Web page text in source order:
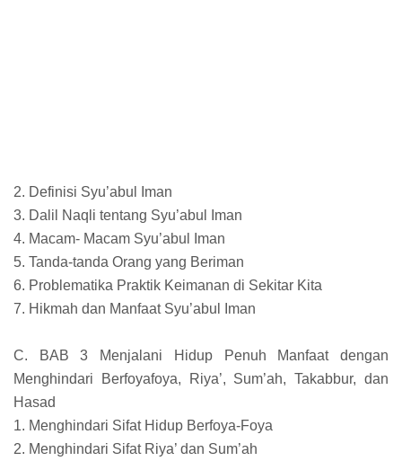
2. Definisi Syu’abul Iman
3. Dalil Naqli tentang Syu’abul Iman
4. Macam- Macam Syu’abul Iman
5. Tanda-tanda Orang yang Beriman
6. Problematika Praktik Keimanan di Sekitar Kita
7. Hikmah dan Manfaat Syu’abul Iman
C. BAB 3 Menjalani Hidup Penuh Manfaat dengan
Menghindari Berfoyafoya, Riya’, Sum’ah, Takabbur, dan
Hasad
1. Menghindari Sifat Hidup Berfoya-Foya
2. Menghindari Sifat Riya’ dan Sum’ah